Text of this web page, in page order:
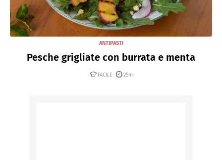
ANTIPASTI
Pesche grigliate con burrata e menta
FACILE 25m